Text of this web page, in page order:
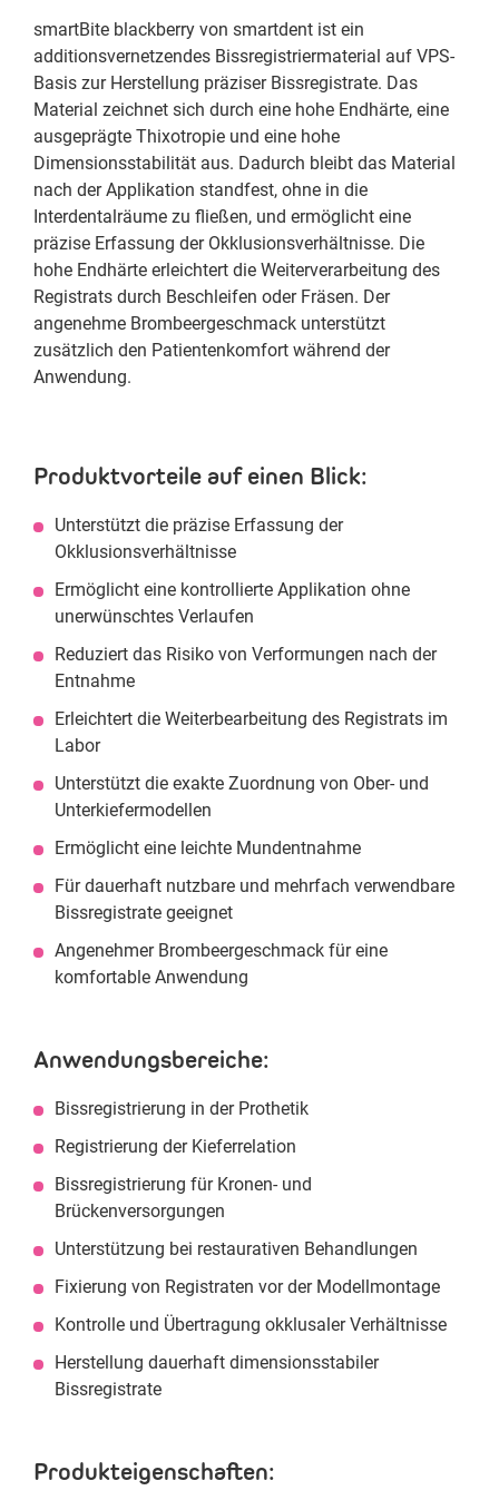
smartBite blackberry von smartdent ist ein
additionsvernetzendes Bissregistriermaterial auf VPS-
Basis zur Herstellung präziser Bissregistrate. Das
Material zeichnet sich durch eine hohe Endhärte, eine
ausgeprägte Thixotropie und eine hohe
Dimensionsstabilität aus. Dadurch bleibt das Material
nach der Applikation standfest, ohne in die
Interdentalräume zu fließen, und ermöglicht eine
präzise Erfassung der Okklusionsverhältnisse. Die
hohe Endhärte erleichtert die Weiterverarbeitung des
Registrats durch Beschleifen oder Fräsen. Der
angenehme Brombeergeschmack unterstützt
zusätzlich den Patientenkomfort während der
Anwendung.
Produktvorteile auf einen Blick:
Unterstützt die präzise Erfassung der
Okklusionsverhältnisse
Ermöglicht eine kontrollierte Applikation ohne
unerwünschtes Verlaufen
Reduziert das Risiko von Verformungen nach der
Entnahme
Erleichtert die Weiterbearbeitung des Registrats im
Labor
Unterstützt die exakte Zuordnung von Ober- und
Unterkiefermodellen
Ermöglicht eine leichte Mundentnahme
Für dauerhaft nutzbare und mehrfach verwendbare
Bissregistrate geeignet
Angenehmer Brombeergeschmack für eine
komfortable Anwendung
Anwendungsbereiche:
Bissregistrierung in der Prothetik
Registrierung der Kieferrelation
Bissregistrierung für Kronen- und
Brückenversorgungen
Unterstützung bei restaurativen Behandlungen
Fixierung von Registraten vor der Modellmontage
Kontrolle und Übertragung okklusaler Verhältnisse
Herstellung dauerhaft dimensionsstabiler
Bissregistrate
Produkteigenschaften: